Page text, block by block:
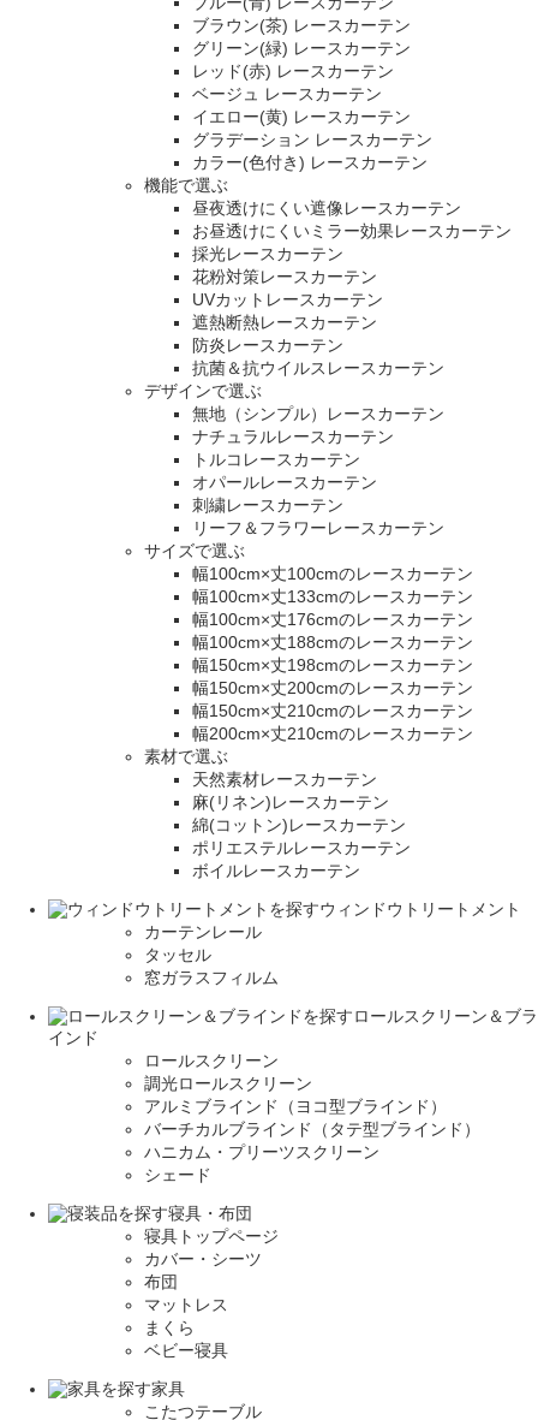
ブラウン(茶) レースカーテン
グリーン(緑) レースカーテン
レッド(赤) レースカーテン
ベージュ レースカーテン
イエロー(黄) レースカーテン
グラデーション レースカーテン
カラー(色付き) レースカーテン
機能で選ぶ
昼夜透けにくい遮像レースカーテン
お昼透けにくいミラー効果レースカーテン
採光レースカーテン
花粉対策レースカーテン
UVカットレースカーテン
遮熱断熱レースカーテン
防炎レースカーテン
抗菌＆抗ウイルスレースカーテン
デザインで選ぶ
無地（シンプル）レースカーテン
ナチュラルレースカーテン
トルコレースカーテン
オパールレースカーテン
刺繍レースカーテン
リーフ＆フラワーレースカーテン
サイズで選ぶ
幅100cm×丈100cmのレースカーテン
幅100cm×丈133cmのレースカーテン
幅100cm×丈176cmのレースカーテン
幅100cm×丈188cmのレースカーテン
幅150cm×丈198cmのレースカーテン
幅150cm×丈200cmのレースカーテン
幅150cm×丈210cmのレースカーテン
幅200cm×丈210cmのレースカーテン
素材で選ぶ
天然素材レースカーテン
麻(リネン)レースカーテン
綿(コットン)レースカーテン
ポリエステルレースカーテン
ボイルレースカーテン
ウィンドウトリートメント
カーテンレール
タッセル
窓ガラスフィルム
ロールスクリーン＆ブラ
インド
ロールスクリーン
調光ロールスクリーン
アルミブラインド（ヨコ型ブラインド）
バーチカルブラインド（タテ型ブラインド）
ハニカム・プリーツスクリーン
シェード
寝具・布団
寝具トップページ
カバー・シーツ
布団
マットレス
まくら
ベビー寝具
家具
こたつテーブル